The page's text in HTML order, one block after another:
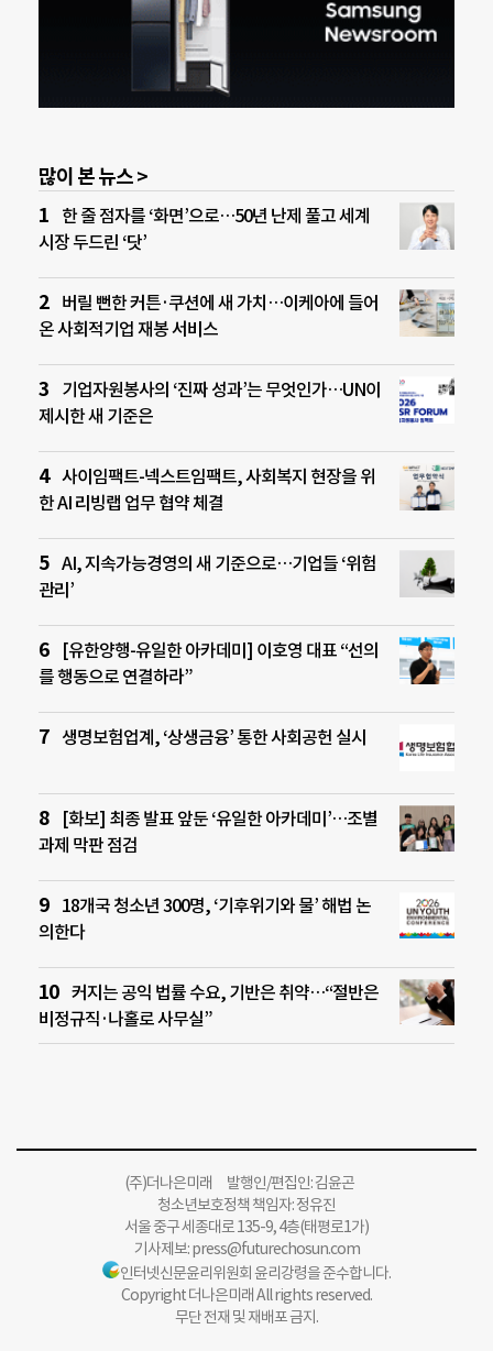
많이 본 뉴스 >
한 줄 점자를 ‘화면’으로…50년 난제 풀고 세계
시장 두드린 ‘닷’
버릴 뻔한 커튼·쿠션에 새 가치…이케아에 들어
온 사회적기업 재봉 서비스
기업자원봉사의 ‘진짜 성과’는 무엇인가…UN이
제시한 새 기준은
사이임팩트-넥스트임팩트, 사회복지 현장을 위
한 AI 리빙랩 업무 협약 체결
AI, 지속가능경영의 새 기준으로…기업들 ‘위험
관리’
[유한양행-유일한 아카데미] 이호영 대표 “선의
를 행동으로 연결하라”
생명보험업계, ‘상생금융’ 통한 사회공헌 실시
[화보] 최종 발표 앞둔 ‘유일한 아카데미’…조별
과제 막판 점검
18개국 청소년 300명, ‘기후위기와 물’ 해법 논
의한다
커지는 공익 법률 수요, 기반은 취약…“절반은
비정규직·나홀로 사무실”
(주)더나은미래 발행인/편집인: 김윤곤
청소년보호정책 책임자: 정유진
서울 중구 세종대로 135-9, 4층(태평로1가)
기사제보:press@futurechosun.com
인터넷신문윤리위원회 윤리강령을 준수합니다.
Copyright 더나은미래 All rights reserved.
무단 전재 및 재배포 금지.